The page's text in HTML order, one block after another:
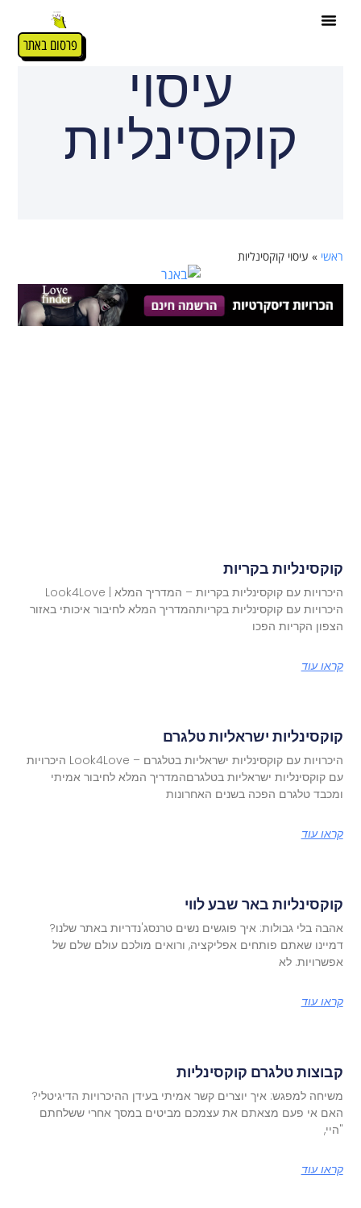
פרסום באתר
עיסוי
קוקסינליות
ראשי » עיסוי קוקסינליות
קוקסינליות בקריות
היכרויות עם קוקסינליות בקריות – המדריך המלא | Look4Love
היכרויות עם קוקסינליות בקריותהמדריך המלא לחיבור איכותי באזור
הצפון הקריות הפכו
קראו עוד
קוקסינליות ישראליות טלגרם
היכרויות עם קוקסינליות ישראליות בטלגרם – Look4Love היכרויות
עם קוקסינליות ישראליות בטלגרםהמדריך המלא לחיבור אמיתי
ומכבד טלגרם הפכה בשנים האחרונות
קראו עוד
קוקסינליות באר שבע לווי
אהבה בלי גבולות: איך פוגשים נשים טרנסג'נדריות באתר שלנו?
דמיינו שאתם פותחים אפליקציה, ורואים מולכם עולם שלם של
אפשרויות. לא
קראו עוד
קבוצות טלגרם קוקסינליות
משיחה למפגש: איך יוצרים קשר אמיתי בעידן ההיכרויות הדיגיטלי?
האם אי פעם מצאתם את עצמכם מביטים במסך אחרי ששלחתם
"היי,
קראו עוד